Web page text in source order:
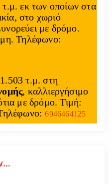
τ.μ. εκ των οποίων στα
στο χωριό
με δρόμο.
Τηλέφωνο:
1.503 τ.μ. στη
, καλλιεργήσιμο
με δρόμο. Τιμή:
6946464125